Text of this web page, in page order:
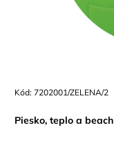
Kód: 7202001/ZELENA/2
Piesko, teplo a beach